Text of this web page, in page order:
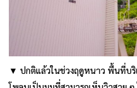
▼ ปกติแล้วในช่วงฤดูหนาว พื้นที่บ